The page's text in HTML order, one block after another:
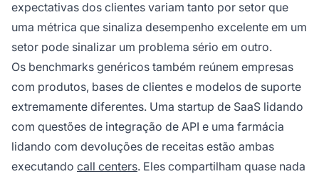
expectativas dos clientes variam tanto por setor que
uma métrica que sinaliza desempenho excelente em um
setor pode sinalizar um problema sério em outro.
Os benchmarks genéricos também reúnem empresas
com produtos, bases de clientes e modelos de suporte
extremamente diferentes. Uma startup de SaaS lidando
com questões de integração de API e uma farmácia
lidando com devoluções de receitas estão ambas
executando call centers. Eles compartilham quase nada